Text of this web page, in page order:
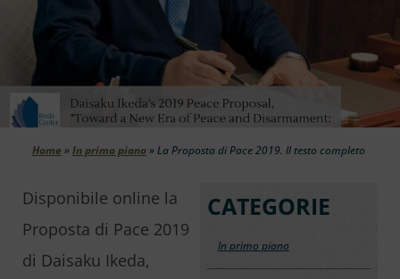
Home » In primo piano» La Proposta di Pace 2019. Il testo completo
Disponibile online la
Proposta di Pace 2019
di Daisaku Ikeda,
CATEGORIE
In primo piano